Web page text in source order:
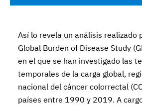
Así lo revela un análisis realizado
Global Burden of Disease Study
en el que se han investigado las
temporales de la carga global,
nacional del cáncer colorrectal
países entre 1990 y 2019. A